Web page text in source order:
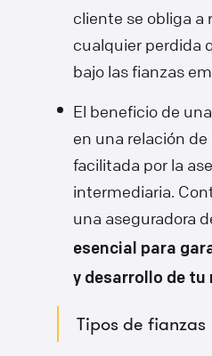
cliente se obliga a
cualquier perdida
bajo las fianzas
El beneficio de
en una relación
facilitada por la
intermediaria.
una aseguradora
esencial para
y desarrollo de tu
Tipos de fianzas